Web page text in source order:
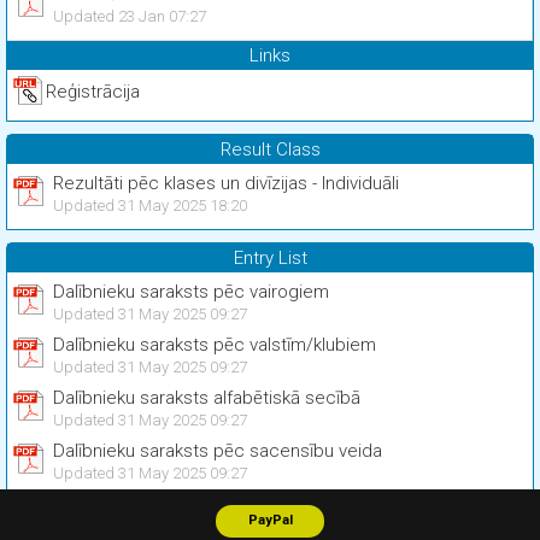
Updated 23 Jan 07:27
Links
Reģistrācija
Result Class
Rezultāti pēc klases un divīzijas - Individuāli
Updated 31 May 2025 18:20
Entry List
Dalībnieku saraksts pēc vairogiem
Updated 31 May 2025 09:27
Dalībnieku saraksts pēc valstīm/klubiem
Updated 31 May 2025 09:27
Dalībnieku saraksts alfabētiskā secībā
Updated 31 May 2025 09:27
Dalībnieku saraksts pēc sacensību veida
Updated 31 May 2025 09:27
PayPal